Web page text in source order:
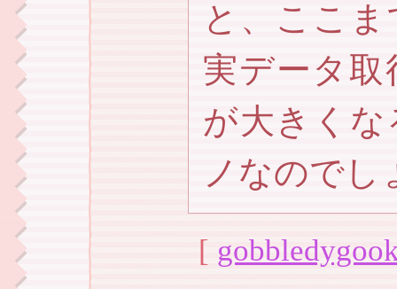
と、ここ
実データ
が大きく
ノなのでし
[